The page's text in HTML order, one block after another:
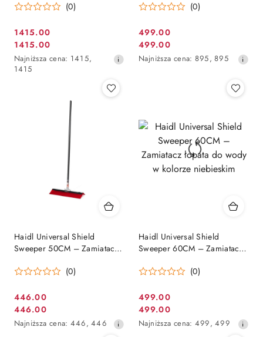
dachów płaskich
(0)
Cena
promocyjna:
1415.00
Cena
promocyjna:
1415.00
Najniższa
cena
Najniższa cena: 1415,
1415
wody
(0)
Cena
promocyjna:
499.00
Cena
promocyjna:
499.00
Najniższa
obniżką
Najniższa cena: 895, 895
Haidl Universal Shield
Sweeper 50CM – Zamiatacz
czerwonym
(0)
Cena
promocyjna:
446.00
Cena
promocyjna:
446.00
Najniższa
Najniższa cena: 446, 446
Haidl Universal Shield
Sweeper 60CM – Zamiatacz
niebieskim
(0)
Cena
promocyjna:
499.00
Cena
promocyjna:
499.00
Najniższa
Najniższa cena: 499, 499